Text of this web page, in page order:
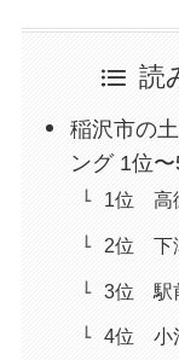
読
稲沢市の
ング 1位
1位 高
2位 下
3位 駅
4位 小